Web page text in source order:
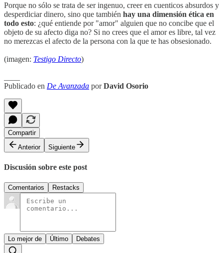
Porque no sólo se trata de ser ingenuo, creer en cuenticos absurdos y
desperdiciar dinero, sino que también hay una dimensión ética en
todo esto: ¿qué entiende por "amor" alguien que no concibe que el
objeto de su afecto diga no? Si no crees que el amor es libre, tal vez
no merezcas el afecto de la persona con la que te has obsesionado.
(imagen: Testigo Directo)
Publicado en De Avanzada porDavid Osorio
Compartir
Anterior
Siguiente
Discusión sobre este post
Comentarios Restacks
Lo mejor de Último Debates